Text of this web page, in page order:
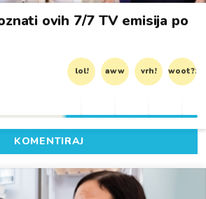
ovih 7/7 TV emisija po
lol! aww vrh! woot?!
KOMENTIRAJ